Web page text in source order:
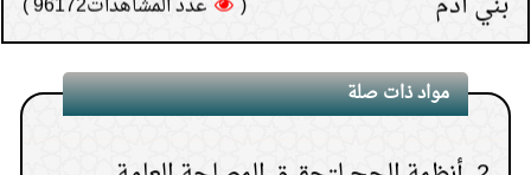
6. كيف تعرف نتيجة الاستخارة؟
( عدد المشاهدات93165 ) 7. هل يجوز إعطاء زكاة
المال إلى الأب أو الأم أو الإخوة
مواد ذات صلة
1. أثر المحرمات العامة على الحج
أنظمة الحج لتحقيق المصلحة العامة